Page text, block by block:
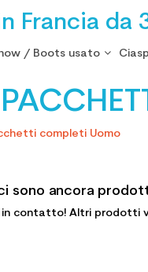
Francia da
/ Boots usato
completi Uomo
sono ancora
in contatto! Altri prodotti